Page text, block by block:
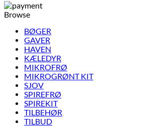
Browse
BØGER
GAVER
HAVEN
KÆLEDYR
MIKROFRØ
MIKROGRØNT KIT
SJOV
SPIREFRØ
SPIREKIT
TILBEHØR
TILBUD